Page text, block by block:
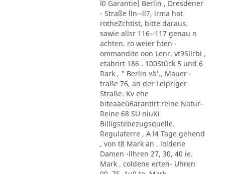
l0 Garantie) Berlin , Dresdener
- Straße lln--ll7, irma hat
rotheZchtist, bitte daraus.
sawie allsr 116--117 genau n
achten. ro weier hten -
ommandite oon Lenr. vt9Sllrbi ,
etabnrt 186 . 100Stück 5 und 6
Rark , " Berlin vä'., Mauer -
traße 76, an der Leipriger
Straße. Kv ehe
biteaaeü6arantirt reine Natur-
Reine 68 SU niuKi
Billigstebezugsquelle.
Regulaterre , A l4 Tage gehend
, von t8 Mark an . loldene
Damen -llhren 27, 30, 40 ie.
Mark . coldene erten- Uhren